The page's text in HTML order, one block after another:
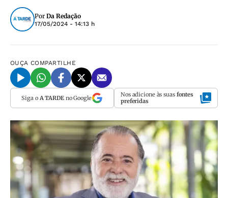
Por Da Redação
17/05/2024 - 14:13 h
OUÇA COMPARTILHE
Siga o A TARDEno Google Nos adicione às suas fontes
preferidas